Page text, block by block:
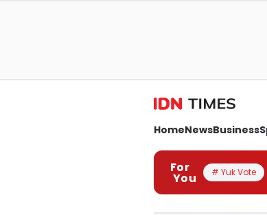
HomeNewsBusiness
For
You # Yuk Vote